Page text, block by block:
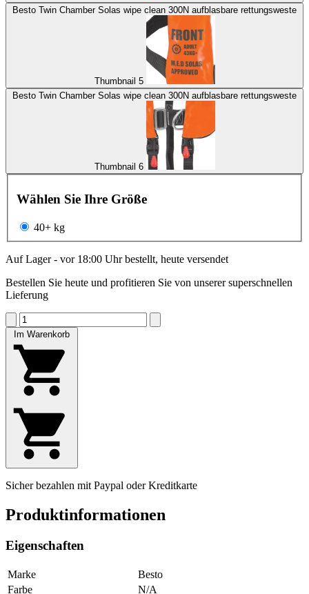
Besto Twin Chamber Solas wipe clean 300N aufblasbare rettungsweste
Thumbnail 5
Besto Twin Chamber Solas wipe clean 300N aufblasbare rettungsweste
Thumbnail 6
Wählen Sie Ihre Größe
40+ kg
Auf Lager - vor 18:00 Uhr bestellt, heute versendet
Bestellen Sie heute und profitieren Sie von unserer superschnellen
Lieferung
Im Warenkorb
Sicher bezahlen mit Paypal oder Kreditkarte
Produktinformationen
Eigenschaften
Marke
Besto
Farbe
N/A